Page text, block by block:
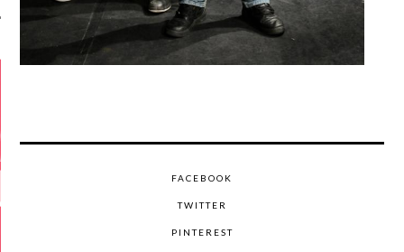
FACEBOOK
TWITTER
PINTEREST